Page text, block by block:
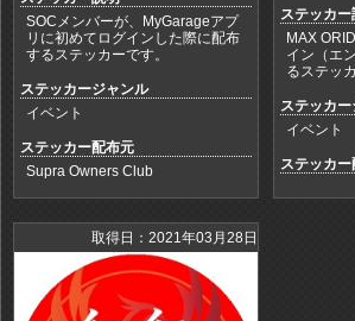
SOCメンバーが、MyGarageアプ
リに初めてログインした際に配布
するステッカーです。
ステッカージャンル
イベント
ステッカー配布元
Supra Owners Club
ステッカー
MAX
イン（エ
るステッ
ステッカ
イベント
ステッカ
取得日：2021年03月28日